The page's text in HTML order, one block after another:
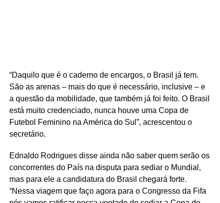
“Daquilo que é o caderno de encargos, o Brasil já tem.
São as arenas – mais do que é necessário, inclusive – e
a questão da mobilidade, que também já foi feito. O Brasil
está muito credenciado, nunca houve uma Copa de
Futebol Feminino na América do Sul”, acrescentou o
secretário.
Ednaldo Rodrigues disse ainda não saber quem serão os
concorrentes do País na disputa para sediar o Mundial,
mas para ele a candidatura do Brasil chegará forte.
“Nessa viagem que faço agora para o Congresso da Fifa